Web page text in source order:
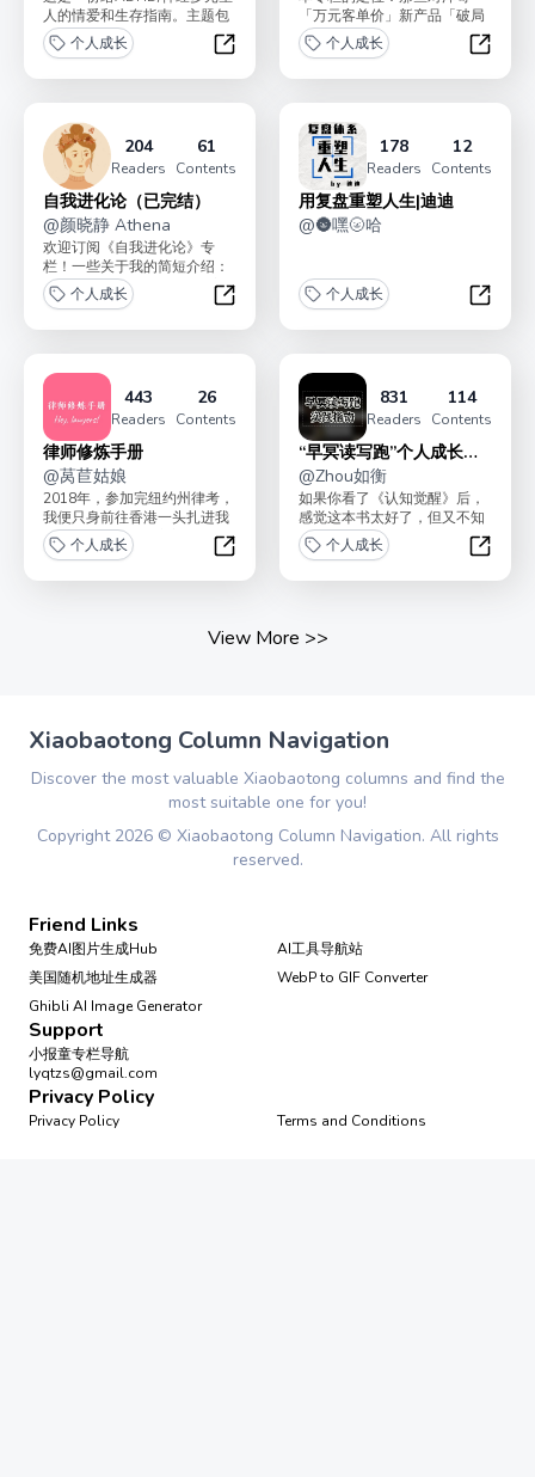
人的情爱和生存指南。主题包
括如何长久深爱且不床死；21
世纪不适症的避风...
个人成长
雨林情书 by Jess
「万元客单价」新产品「破局
合伙人」有兴趣，但还在纠结
的朋友，比如感觉太贵、感...
个人成长
破局
204
Readers
61
Contents
自我进化论（已完结）
@颜晓静 Athena
欢迎订阅《自我进化论》专
栏！一些关于我的简短介绍：
17-20年在麦肯锡工作，过着
每天飞来飞去的咨询顾...
个人成长
自我进化论（已完结）
178
Readers
12
Contents
用复盘重塑人生|迪迪
@🌚嘿🌝哈
个人成长
用复
443
Readers
26
Contents
律师修炼手册
@莴苣姑娘
2018年，参加完纽约州律考，
我便只身前往香港一头扎进我
的第一份工作--一家美资所的
资本市场律师。从...
个人成长
律师修炼手册
831
Readers
114
Contents
“早冥读写跑”个人成长实
践指南
@Zhou如衡
如果你看了《认知觉醒》后，
感觉这本书太好了，但又不知
道如何开始行动？不知道如何
长期持续做到每日“早冥...
个人成长
“早冥
View More >>
Xiaobaotong Column Navigation
Discover the most valuable Xiaobaotong columns and find the
most suitable one for you!
Copyright 2026© Xiaobaotong Column Navigation. All rights
reserved.
Friend Links
免费AI图片生成Hub
AI工具导航站
美国随机地址生成器
WebP to GIF Converter
Ghibli AI Image Generator
Support
小报童专栏导航
lyqtzs@gmail.com
Privacy Policy
Privacy Policy Terms and Conditions